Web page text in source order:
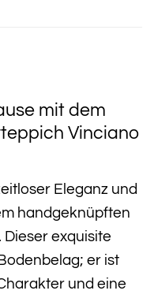
mit dem
Vinciano
Eleganz und
handgeknüpften
Dieser exquisite
er ist
und eine